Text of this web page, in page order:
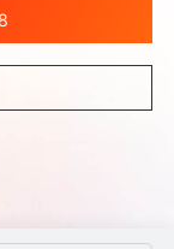
Kingsoft Corp.